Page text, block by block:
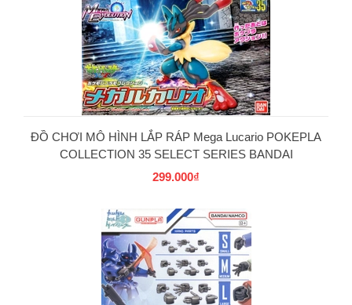
ĐỒ CHƠI MÔ HÌNH LẮP RÁP Mega Lucario POKEPLA
COLLECTION 35 SELECT SERIES BANDAI
299.000₫